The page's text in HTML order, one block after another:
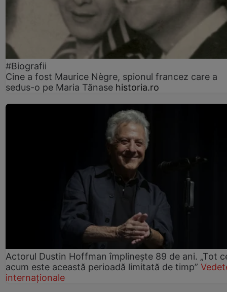
#Biografii
Cine a fost Maurice Nègre, spionul francez care a
sedus-o pe Maria Tănase historia.ro
Actorul Dustin Hoffman împlinește 89 de ani. „Tot
acum este această perioadă limitată de timp”
internaționale